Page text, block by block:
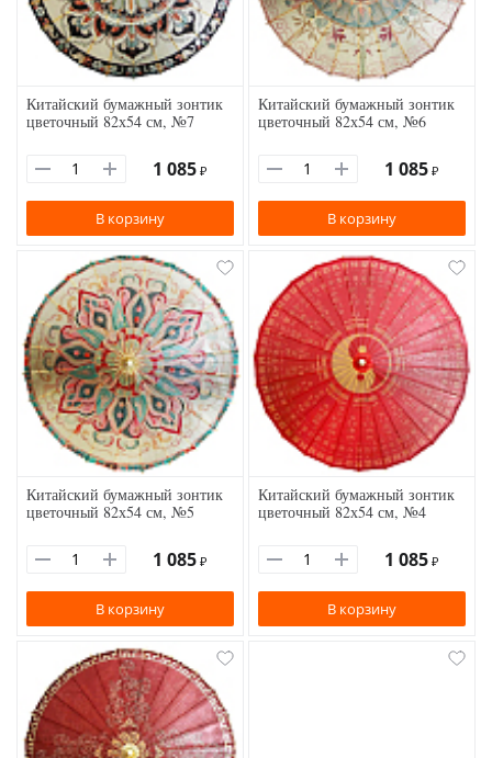
Китайский бумажный зонтик
цветочный 82х54 см, №7
1 085 ₽
В корзину
Китайский бумажный зонтик
цветочный 82х54 см, №6
1 085 ₽
В корзину
Китайский бумажный зонтик
цветочный 82х54 см, №5
1 085 ₽
В корзину
Китайский бумажный зонтик
цветочный 82х54 см, №4
1 085 ₽
В корзину